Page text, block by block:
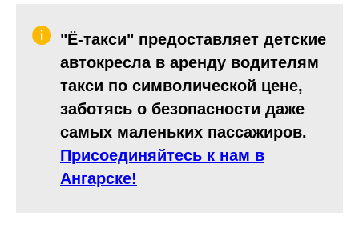
"Ё-такси" предоставляет детские
автокресла в аренду водителям
такси по символической цене,
заботясь о безопасности даже
самых маленьких пассажиров.
Присоединяйтесь к нам в
Ангарске!